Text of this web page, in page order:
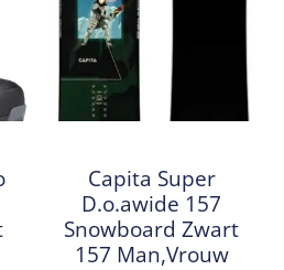
Capita Super
D.o.awide 157
Snowboard Zwart
157 Man,Vrouw